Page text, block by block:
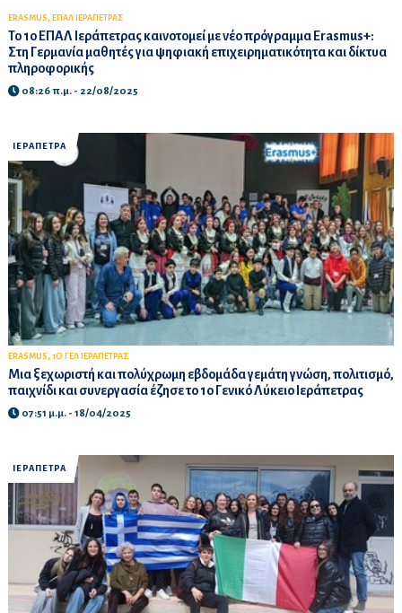
ERASMUS, ΕΠΑΛ ΙΕΡΑΠΕΤΡΑΣ
Το 1ο ΕΠΑΛ Ιεράπετρας καινοτομεί με νέο πρόγραμμα Erasmus+:
Στη Γερμανία μαθητές για ψηφιακή επιχειρηματικότητα και δίκτυα
πληροφορικής
08:26 π.μ. - 22/08/2025
ΙΕΡΑΠΕΤΡΑ
ERASMUS, 1Ο ΓΕΛ ΙΕΡΑΠΕΤΡΑΣ
Μια ξεχωριστή και πολύχρωμη εβδομάδα γεμάτη γνώση, πολιτισμό,
παιχνίδι και συνεργασία έζησε το 1ο Γενικό Λύκειο Ιεράπετρας
07:51 μ.μ. - 18/04/2025
ΙΕΡΑΠΕΤΡΑ